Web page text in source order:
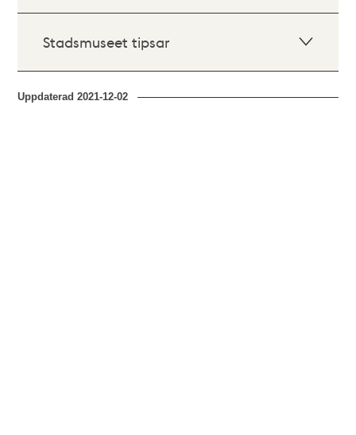
Stadsmuseet tipsar
Uppdaterad2021-12-02